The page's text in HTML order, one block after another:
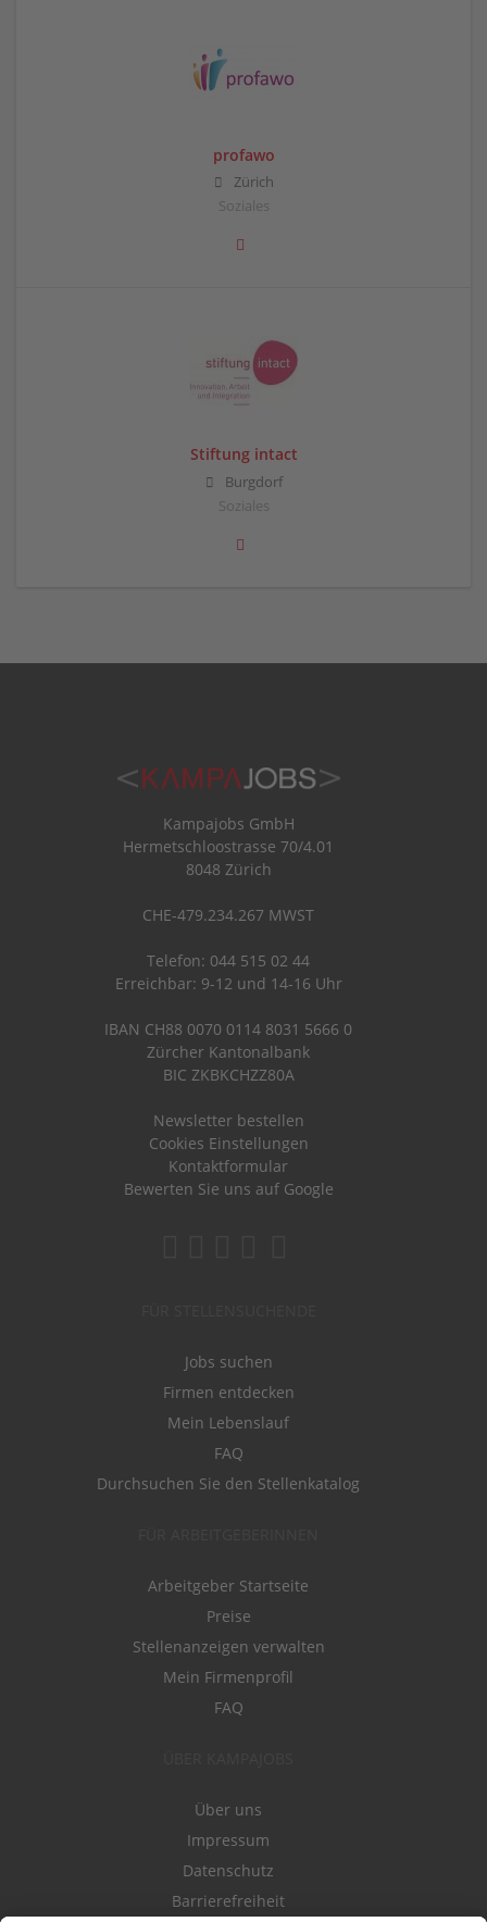
profawo
Zürich
Soziales
Stiftung intact
Burgdorf
Soziales
Kampajobs GmbH
Hermetschloostrasse 70/4.01
8048 Zürich
CHE-479.234.267 MWST
Telefon: 044 515 02 44
Erreichbar: 9-12 und 14-16 Uhr
IBAN CH88 0070 0114 8031 5666 0
Zürcher Kantonalbank
BIC ZKBKCHZZ80A
Newsletter bestellen
Cookies Einstellungen
Kontaktformular
Bewerten Sie uns auf Google
Jobs suchen
Firmen entdecken
Mein Lebenslauf
FAQ
Durchsuchen Sie den Stellenkatalog
Arbeitgeber Startseite
Preise
Stellenanzeigen verwalten
Mein Firmenprofil
FAQ
Über uns
Impressum
Datenschutz
Barrierefreiheit